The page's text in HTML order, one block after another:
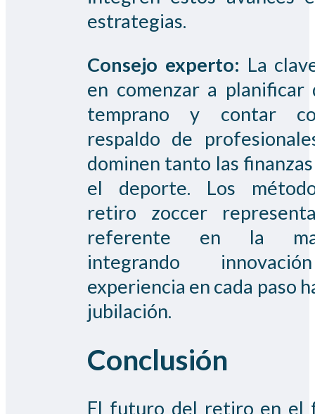
estrategias.
Consejo experto: La
en comenzar a planificar
temprano y contar
respaldo de
dominen tanto las
el deporte. Los
retiro zoccer
referente en la
integrando
experiencia en cada paso
jubilación.
Conclusión
El futuro del retiro en el